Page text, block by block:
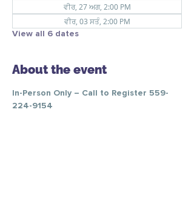
ਵੀਰ, 27 ਅਗ, 2:00 PM
ਵੀਰ, 03 ਸਤੰ, 2:00 PM
View all 6 dates
About the event
In-Person Only – Call to Register 559-
224-9154